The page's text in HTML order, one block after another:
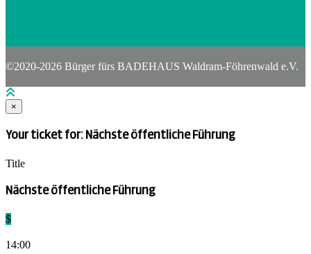
©2020-2026 Bürger fürs BADEHAUS Waldram-Föhrenwald e.V.
×
Your ticket for: Nächste öffentliche Führung
Title
Nächste öffentliche Führung
$
14:00